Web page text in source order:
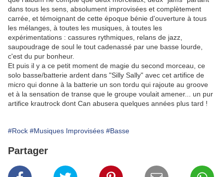
dans tous les sens, absolument improvisées et complètement
carrée, et témoignant de cette époque bénie d'ouverture à tous
les mélanges, à toutes les musiques, à toutes les
expérimentations : cassures rythmiques, relans de jazz,
saupoudrage de soul le tout cadenassé par une basse lourde,
c'est du pur bonheur.
Et puis il y a ce petit moment de magie du second morceau, ce
solo basse/batterie ardent dans "Silly Sally" avec cet artifice de
micro qui donne à la batterie un son tordu qui rajoute au groove
et à la sensation de transe que le groupe voulait amener... un pur
artifice krautrock dont Can abusera quelques années plus tard !
#Rock #Musiques Improvisées #Basse
Partager